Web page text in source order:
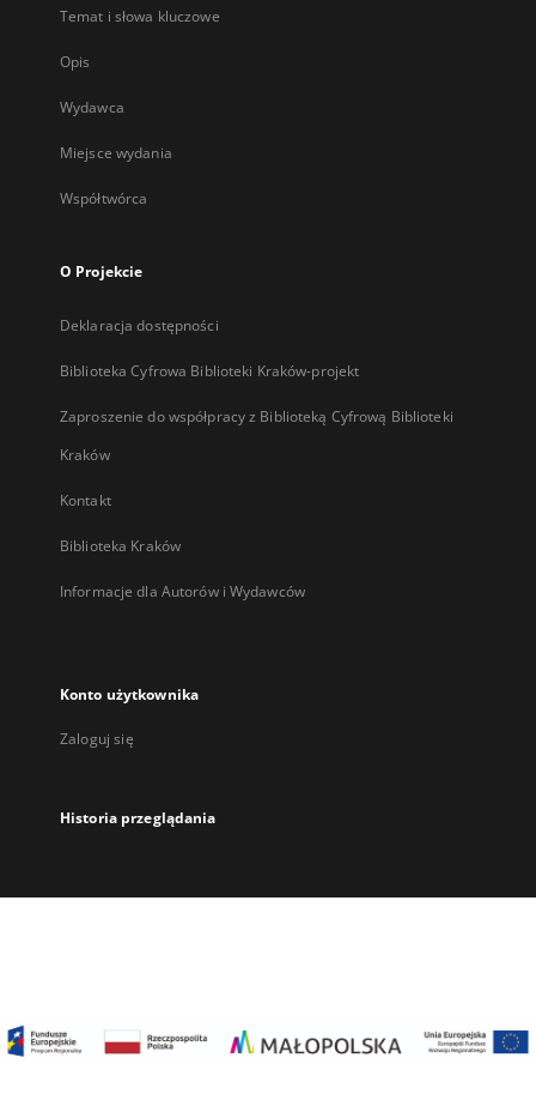
Temat i słowa kluczowe
Opis
Wydawca
Miejsce wydania
Współtwórca
O Projekcie
Deklaracja dostępności
Biblioteka Cyfrowa Biblioteki Kraków-projekt
Zaproszenie do współpracy z Biblioteką Cyfrową Biblioteki
Kraków
Kontakt
Biblioteka Kraków
Informacje dla Autorów i Wydawców
Konto użytkownika
Zaloguj się
Historia przeglądania